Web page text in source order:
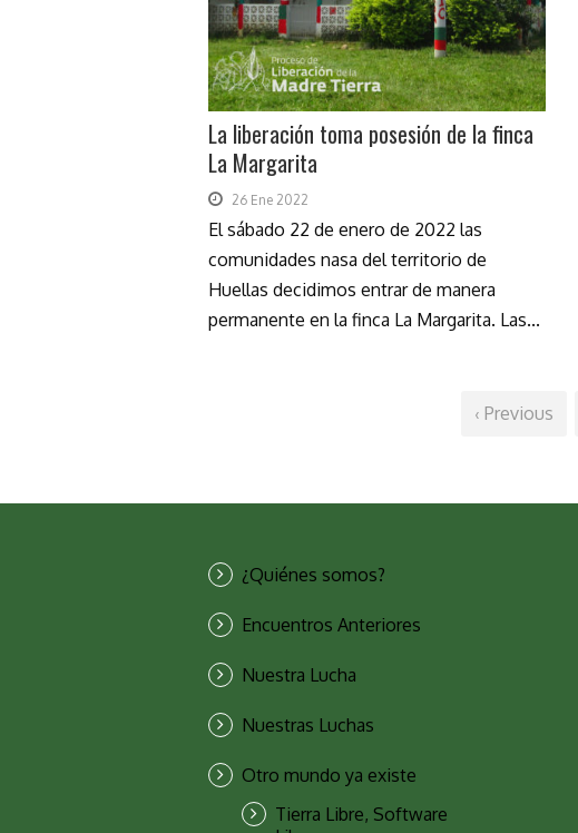
La liberación toma posesión de la finca
La Margarita
26 Ene 2022
El sábado 22 de enero de 2022 las
comunidades nasa del territorio de
Huellas decidimos entrar de manera
permanente en la finca La Margarita. Las...
‹ Previous
¿Quiénes somos?
Encuentros Anteriores
Nuestra Lucha
Nuestras Luchas
Otro mundo ya existe
Tierra Libre, Software